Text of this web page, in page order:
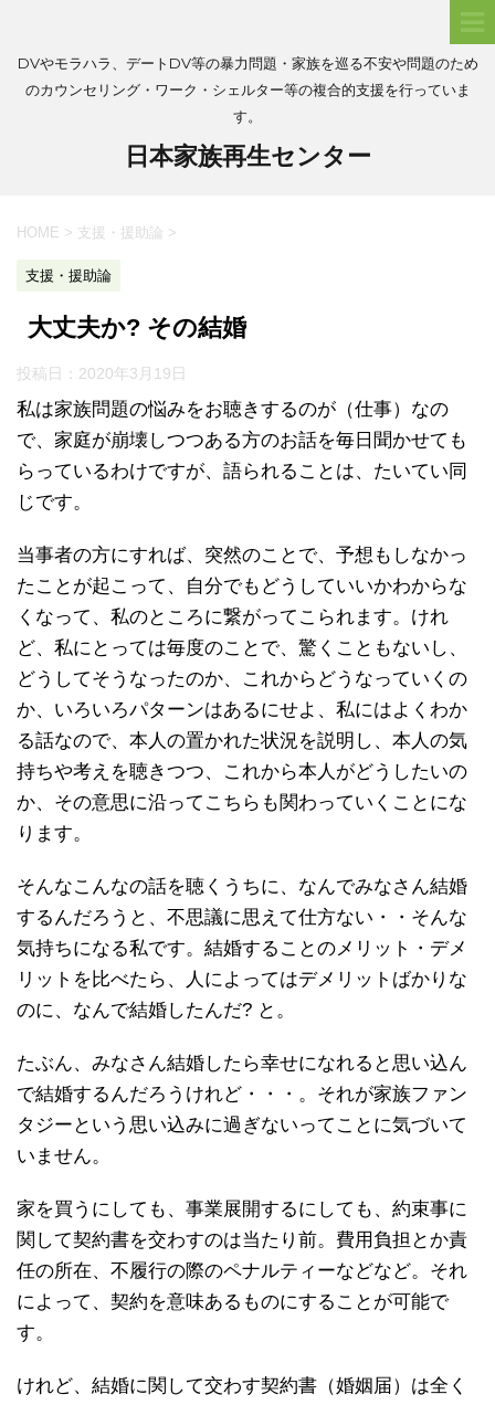
DVやモラハラ、デートDV等の暴力問題・家族を巡る不安や問題のため
のカウンセリング・ワーク・シェルター等の複合的支援を行っていま
す。
日本家族再生センター
HOME > 支援・援助論 >
支援・援助論
大丈夫か? その結婚
投稿日： 2020年3月19日
私は家族問題の悩みをお聴きするのが（仕事）なの
で、家庭が崩壊しつつある方のお話を毎日聞かせても
らっているわけですが、語られることは、たいてい同
じです。
当事者の方にすれば、突然のことで、予想もしなかっ
たことが起こって、自分でもどうしていいかわからな
くなって、私のところに繋がってこられます。けれ
ど、私にとっては毎度のことで、驚くこともないし、
どうしてそうなったのか、これからどうなっていくの
か、いろいろパターンはあるにせよ、私にはよくわか
る話なので、本人の置かれた状況を説明し、本人の気
持ちや考えを聴きつつ、これから本人がどうしたいの
か、その意思に沿ってこちらも関わっていくことにな
ります。
そんなこんなの話を聴くうちに、なんでみなさん結婚
するんだろうと、不思議に思えて仕方ない・・そんな
気持ちになる私です。結婚することのメリット・デメ
リットを比べたら、人によってはデメリットばかりな
のに、なんで結婚したんだ? と。
たぶん、みなさん結婚したら幸せになれると思い込ん
で結婚するんだろうけれど・・・。それが家族ファン
タジーという思い込みに過ぎないってことに気づいて
いません。
家を買うにしても、事業展開するにしても、約束事に
関して契約書を交わすのは当たり前。費用負担とか責
任の所在、不履行の際のペナルティーなどなど。それ
によって、契約を意味あるものにすることが可能で
す。
けれど、結婚に関して交わす契約書（婚姻届）は全く